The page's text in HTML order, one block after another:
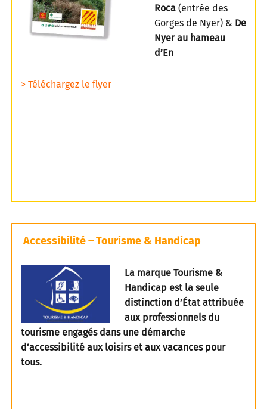
Roca (entrée des
Gorges de Nyer) & De
Nyer au hameau
d’En
> Téléchargez le flyer
Accessibilité – Tourisme & Handicap
La marque Tourisme &
Handicap est la seule
distinction d’État attribuée
aux professionnels du
tourisme engagés dans une démarche
d’accessibilité aux loisirs et aux vacances pour
tous.